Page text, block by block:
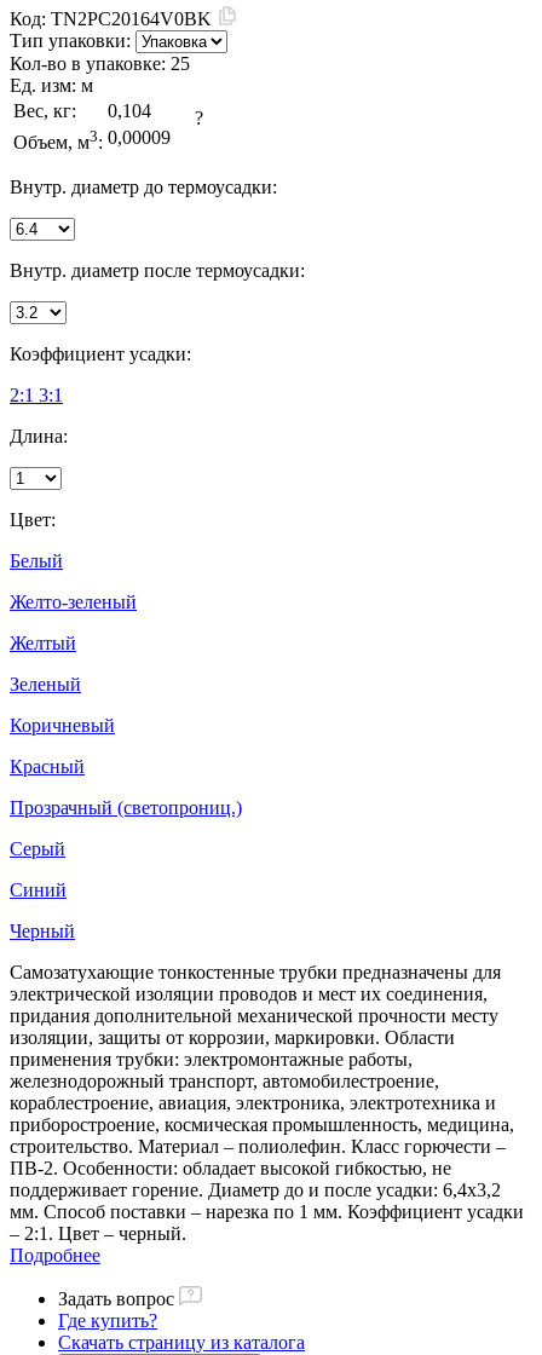
Код: TN2PC20164V0BK
Тип упаковки:
Кол-во в упаковке: 25
Ед. изм: м
Вес, кг:
0,104
Объем, м3: 0,00009
?
Внутр. диаметр до термоусадки:
Внутр. диаметр после термоусадки:
Коэффициент усадки:
2:1 3:1
Длина:
Цвет:
Белый
Желто-зеленый
Желтый
Зеленый
Коричневый
Красный
Прозрачный (светопрониц.)
Серый
Синий
Черный
Самозатухающие тонкостенные трубки предназначены для
электрической изоляции проводов и мест их соединения,
придания дополнительной механической прочности месту
изоляции, защиты от коррозии, маркировки. Области
применения трубки: электромонтажные работы,
железнодорожный транспорт, автомобилестроение,
кораблестроение, авиация, электроника, электротехника и
приборостроение, космическая промышленность, медицина,
строительство. Материал – полиолефин. Класс горючести –
ПВ-2. Особенности: обладает высокой гибкостью, не
поддерживает горение. Диаметр до и после усадки: 6,4х3,2
мм. Способ поставки – нарезка по 1 мм. Коэффициент усадки
– 2:1. Цвет – черный.
Подробнее
Задать вопрос
Где купить?
Скачать страницу из каталога